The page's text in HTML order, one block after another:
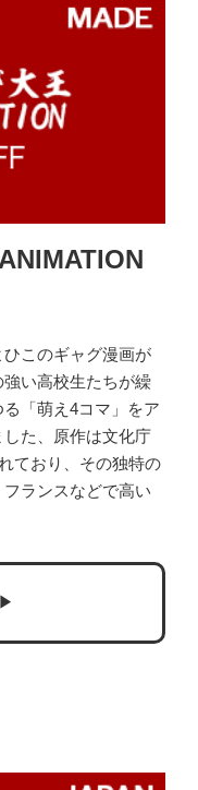
ひこのギャグ漫画が
い高校生たちが繰
「萌え4コマ」をア
た、原作は文化庁
ており、その独特の
ランスなどで高い